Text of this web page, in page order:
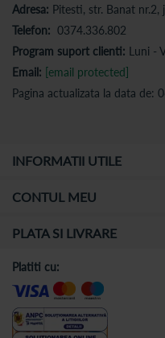
Adresa: Pitesti, str. Banat nr.2,
Telefon: 0374.336.802
Program suport clienti: Luni -
Email: [email protected]
Pagina actualizata la data de:
INFORMATII UTILE
CONTUL MEU
PLATA SI LIVRARE
Platiti cu: